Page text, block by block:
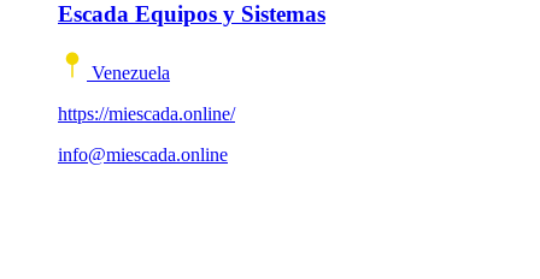
Escada Equipos y Sistemas
Venezuela
https://miescada.online/
info@miescada.online